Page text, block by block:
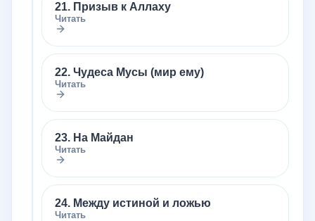
21. Призыв к Аллаху
Читать
22. Чудеса Мусы (мир ему)
Читать
23. На Майдан
Читать
24. Между истиной и ложью
Читать